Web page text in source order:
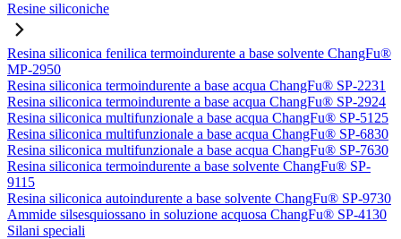
Resine siliconiche
Resina siliconica fenilica termoindurente a base solvente ChangFu®
MP-2950
Resina siliconica termoindurente a base acqua ChangFu® SP-2231
Resina siliconica termoindurente a base acqua ChangFu® SP-2924
Resina siliconica multifunzionale a base acqua ChangFu® SP-5125
Resina siliconica multifunzionale a base acqua ChangFu® SP-6830
Resina siliconica multifunzionale a base acqua ChangFu® SP-7630
Resina siliconica termoindurente a base solvente ChangFu® SP-
9115
Resina siliconica autoindurente a base solvente ChangFu® SP-9730
Ammide silsesquiossano in soluzione acquosa ChangFu® SP-4130
Silani speciali